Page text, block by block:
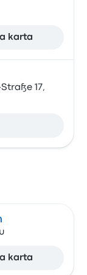
karta
17,
karta